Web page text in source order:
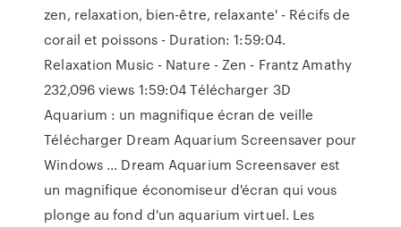
zen, relaxation, bien-être, relaxante' - Récifs de
corail et poissons - Duration: 1:59:04.
Relaxation Music - Nature - Zen - Frantz Amathy
232,096 views 1:59:04 Télécharger 3D
Aquarium : un magnifique écran de veille
Télécharger Dream Aquarium Screensaver pour
Windows ... Dream Aquarium Screensaver est
un magnifique économiseur d'écran qui vous
plonge au fond d'un aquarium virtuel. Les